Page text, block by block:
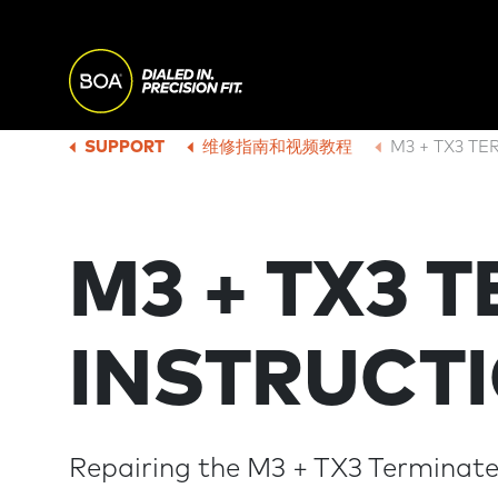
A
N
N
A
V
Begin main content
E
A
SUPPORT 维修指南和视频教程 M3 + TX3
M3 + TX3
Repairing the M3 + TX3